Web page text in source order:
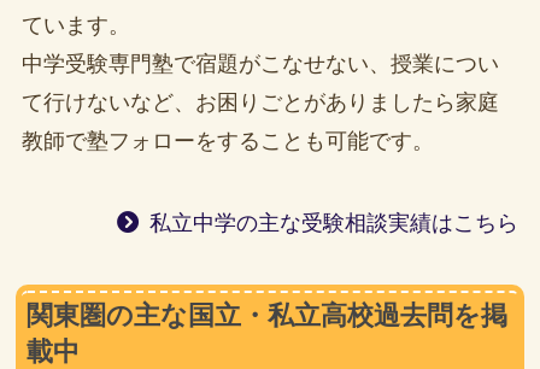
ています。
中学受験専門塾で宿題がこなせない、授業につい
て行けないなど、お困りごとがありましたら家庭
教師で塾フォローをすることも可能です。
私立中学の主な受験相談実績はこちら
関東圏の主な国立・私立高校過去問を掲
載中